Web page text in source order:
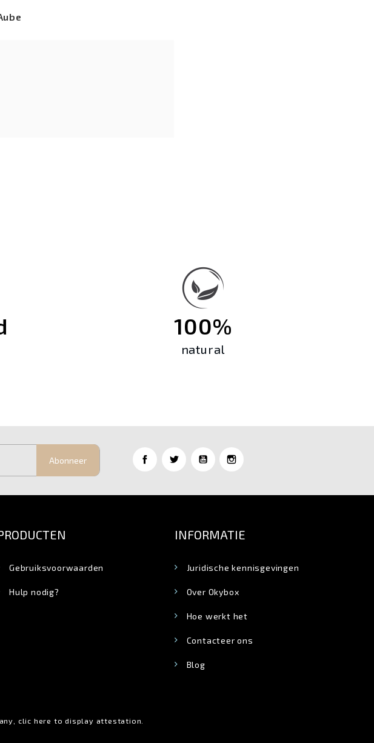
100%
natural
Abonneer
Gebruiksvoorwaarden
Hulp nodig?
INFORMATIE
Juridische kennisgevingen
Over Okybox
Hoe werkt het
Contacteer ons
Blog
clic here to display attestation.